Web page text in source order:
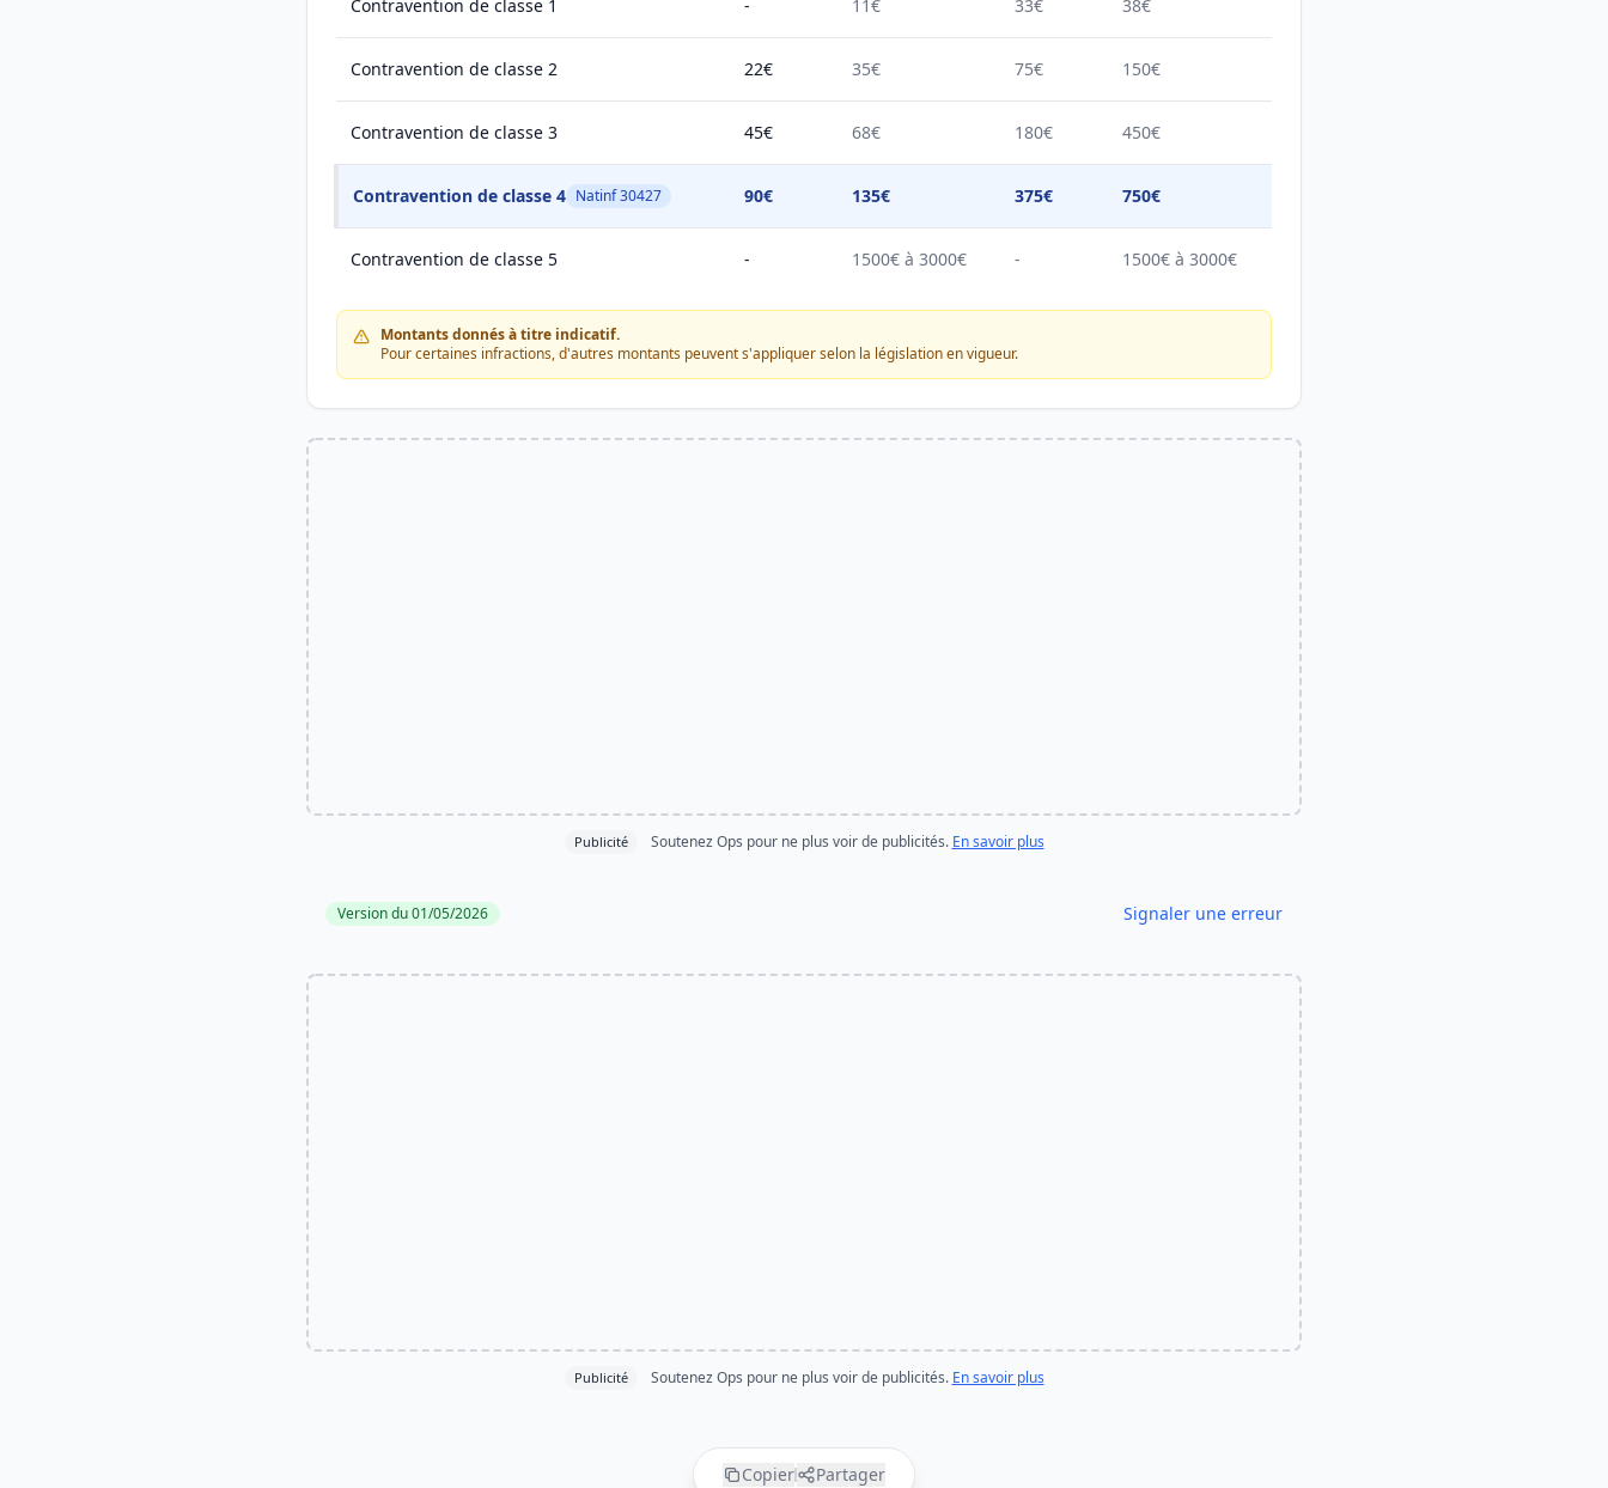
Contravention de classe 1 - 11€ 33€ 38€
Contravention de classe 2 22€ 35€ 75€ 150€
Contravention de classe 3 45€ 68€ 180€ 450€
Contravention de classe 4 Natinf 30427 90€ 135€ 375€ 750€
Contravention de classe 5 - 1500€ à 3000€ - 1500€ à 3000€
Montants donnés à titre indicatif.
Pour certaines infractions, d'autres montants peuvent s'appliquer selon la législation en vigueur.
Publicité Soutenez Ops pour ne plus voir de publicités. En savoir plus
Version du 01/05/2026 Signaler une erreur
Publicité Soutenez Ops pour ne plus voir de publicités. En savoir plus
Copier Partager